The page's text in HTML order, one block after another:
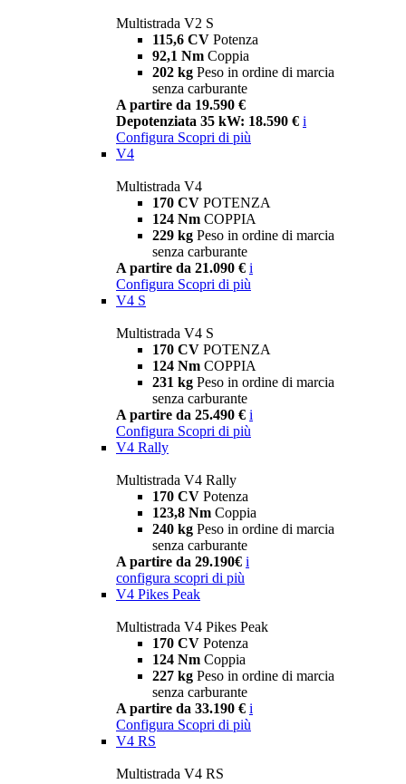
Multistrada V2 S
115,6 CV Potenza
92,1 Nm Coppia
202 kg Peso in ordine di marcia
senza carburante
A partire da 19.590 €
Depotenziata 35 kW: 18.590 € i
Configura Scopri di più
V4
Multistrada V4
170 CV POTENZA
124 Nm COPPIA
229 kg Peso in ordine di marcia
senza carburante
A partire da 21.090 € i
Configura Scopri di più
V4 S
Multistrada V4 S
170 CV POTENZA
124 Nm COPPIA
231 kg Peso in ordine di marcia
senza carburante
A partire da 25.490 € i
Configura Scopri di più
V4 Rally
Multistrada V4 Rally
170 CV Potenza
123,8 Nm Coppia
240 kg Peso in ordine di marcia
senza carburante
A partire da 29.190€ i
configura scopri di più
V4 Pikes Peak
Multistrada V4 Pikes Peak
170 CV Potenza
124 Nm Coppia
227 kg Peso in ordine di marcia
senza carburante
A partire da 33.190 € i
Configura Scopri di più
V4 RS
Multistrada V4 RS